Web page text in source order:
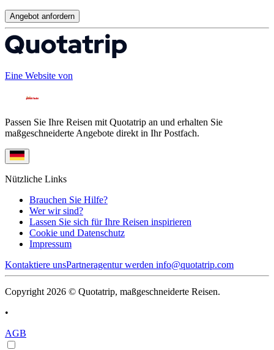
Angebot anfordern
Eine Website von
Passen Sie Ihre Reisen mit Quotatrip an und erhalten Sie
maßgeschneiderte Angebote direkt in Ihr Postfach.
Nützliche Links
Brauchen Sie Hilfe?
Wer wir sind?
Lassen Sie sich für Ihre Reisen inspirieren
Cookie und Datenschutz
Impressum
Kontaktiere unsPartneragentur werden info@quotatrip.com
Copyright 2026 © Quotatrip, maßgeschneiderte Reisen.
•
AGB